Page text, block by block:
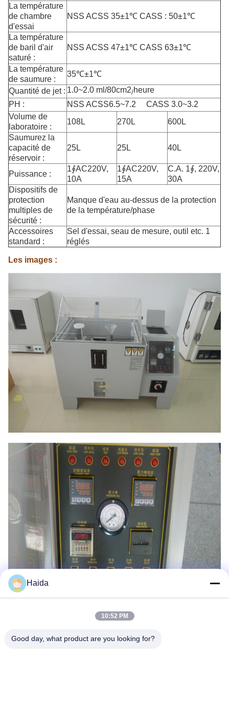
La température
de chambre
d'essai
NSS ACSS 35±1℃ CASS : 50±1℃
La température
de baril d'air
saturé :
NSS ACSS 47±1℃ CASS 63±1℃
La température
de saumure :
35℃±1℃
Quantité de jet : 1.0~2.0 ml/80cm2/heure
PH :
NSS ACSS6.5~7.2 CASS 3.0~3.2
Volume de
laboratoire :
108L 270L
600L
Saumurez la
capacité de
réservoir :
25L 25L 40L
Puissance :
1∮AC220V,
10A
1∮AC220V,
15A
C.A. 1∮, 220V,
30A
Dispositifs de
protection
multiples de
sécurité :
Manque d'eau au-dessus de la protection
de la température/phase
Accessoires
standard :
Sel d'essai, seau de mesure, outil etc. 1
réglés
Les images :
Haida
10:52 PM
Good day, what product are you looking for?